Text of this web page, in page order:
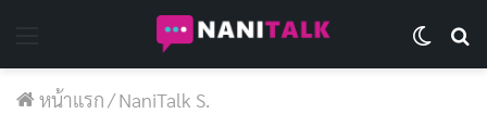
หน้าแรก/NaniTalk S.